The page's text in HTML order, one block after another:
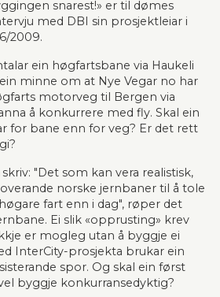
snarest!» er til dømes
med DBI sin prosjektleiar i
2009.
ein høgfartsbane via Haukeli
minne om at Nye Vegar no har
motorveg til Bergen via
å konkurrere med fly. Skal ein
for bane enn for veg? Er det rett
"Det som kan vera realistisk,
norske jernbaner til å tole
fart enn i dag", røper det
Ei slik «opprusting» krev
er mogleg utan å byggje ei
InterCity-prosjekta brukar ein
spor. Og skal ein først
byggje konkurransedyktig?